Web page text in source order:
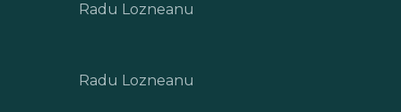
Radu Lozneanu
Radu Lozneanu